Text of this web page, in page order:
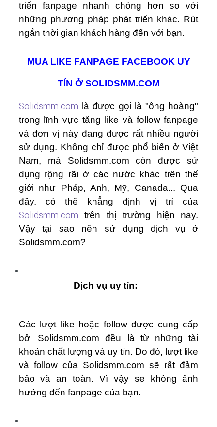
triển fanpage nhanh chóng hơn so với
những phương pháp phát triển khác. Rút
ngắn thời gian khách hàng đến với bạn.
MUA LIKE FANPAGE FACEBOOK UY
TÍN Ở SOLIDSMM.COM
Solidsmm.com là được gọi là "ông hoàng"
trong lĩnh vực tăng like và follow fanpage
và đơn vị này đang được rất nhiều người
sử dụng. Không chỉ được phổ biến ở Việt
Nam, mà Solidsmm.com còn được sử
dụng rộng rãi ở các nước khác trên thế
giới như Pháp, Anh, Mỹ, Canada... Qua
đây, có thể khẳng định vị trí của
Solidsmm.com trên thị trường hiện nay.
Vậy tại sao nên sử dụng dịch vụ ở
Solidsmm.com?
Dịch vụ uy tín:
Các lượt like hoặc follow được cung cấp
bởi Solidsmm.com đều là từ những tài
khoản chất lượng và uy tín. Do đó, lượt like
và follow của Solidsmm.com sẽ rất đảm
bảo và an toàn. Vì vậy sẽ không ảnh
hưởng đến fanpage của bạn.